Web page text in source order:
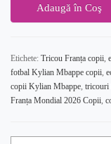
Adaugă în Coş
Etichete: Tricou Franța copii,
fotbal Kylian Mbappe copii,
copii Kylian Mbappe, tricouri
Franța Mondial 2026 Copii,